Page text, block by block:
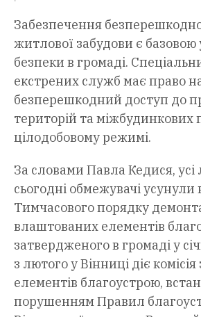
Забезпечення
житлової забудови є
безпеки в громаді.
екстрених служб має право
безперешкодний доступ до
територій та міжбудинкових
цілодобовому режимі.
За словами Павла Кедися, усі
сьогодні обмежувачі усунули
Тимчасового порядку
влаштованих елементів
затвердженого в громаді у
з лютого у Вінниці діє
елементів благоустрою,
порушенням Правил